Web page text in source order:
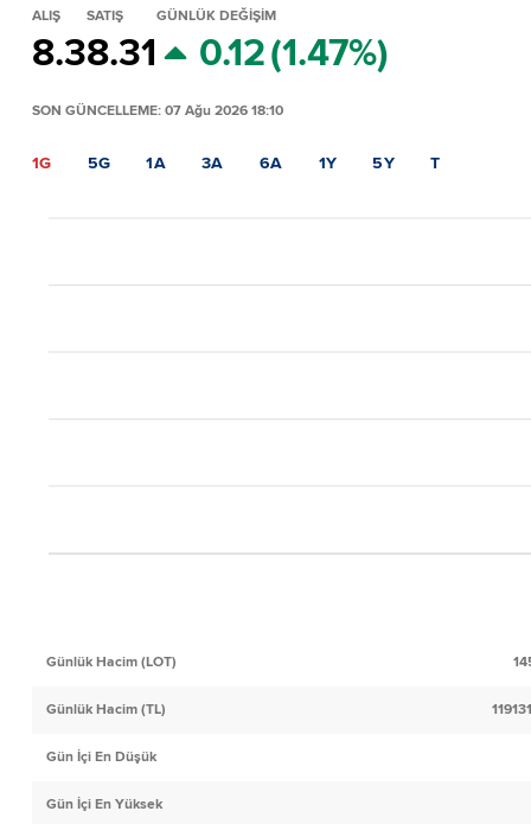
ALIŞ
8.3
SATIŞ
8.31
GÜNLÜK DEĞİŞİM
0.12(1.47%)
SON GÜNCELLEME: 07 Ağu 2026 18:10
1G 5G 1A 3A 6A 1Y 5Y T
Günlük Hacim (LOT)
Günlük Hacim (TL)
Gün İçi En Düşük
Gün İçi En Yüksek